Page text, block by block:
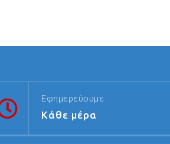
Εφημερεύουμε
Κάθε μέρα